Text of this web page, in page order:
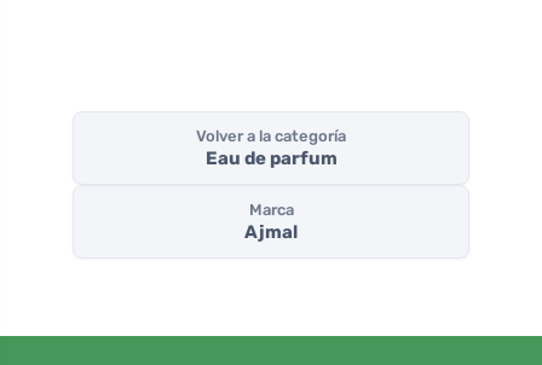
Volver a la categoría
Eau de parfum
Marca
Ajmal